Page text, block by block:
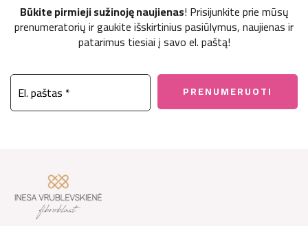
Būkite pirmieji sužinoję naujienas! Prisijunkite prie mūsų
prenumeratorių ir gaukite išskirtinius pasiūlymus, naujienas ir
patarimus tiesiai į savo el. paštą!